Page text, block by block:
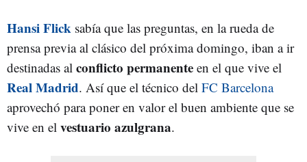
Hansi Flick sabía que las preguntas, en la rueda de
prensa previa al clásico del próxima domingo, iban a ir
destinadas al conflicto permanente en el que vive el
Real Madrid. Así que el técnico del FC Barcelona
aprovechó para poner en valor el buen ambiente que se
vive en el vestuario azulgrana.